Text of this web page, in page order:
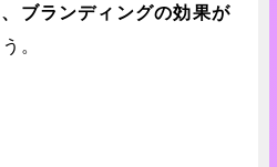
ブランディングの効果が
。